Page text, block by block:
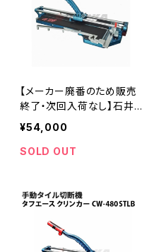
【メーカー廃番のため販売
終了・次回入荷なし】石井超
硬工具製作所 タフエースク
リンカー 手動タイル切断機
CW-660STLB 切巾660m
¥54,000
SOLD OUT